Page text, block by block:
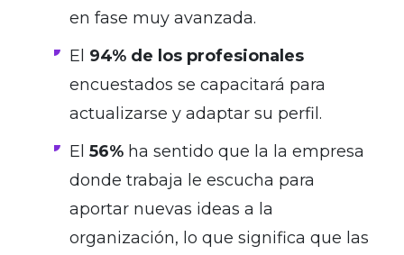
en fase muy avanzada.
El 94% de los profesionales
encuestados se capacitará para
actualizarse y adaptar su perfil.
El 56% ha sentido que la la empresa
donde trabaja le escucha para
aportar nuevas ideas a la
organización, lo que significa que las